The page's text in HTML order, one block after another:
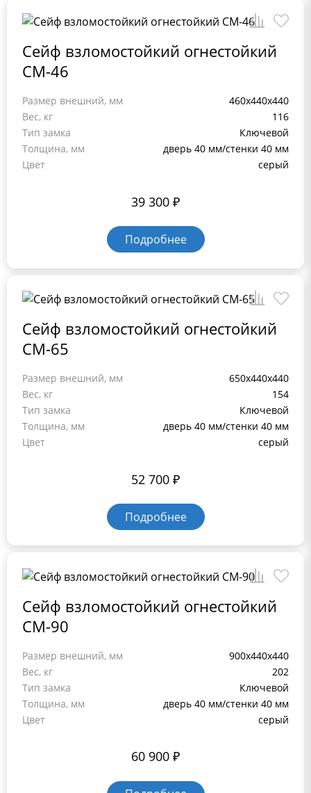
Сейф взломостойкий огнестойкий
СМ-46
Размер внешний, мм
460x440x440
Вес, кг
116
Тип замка
Ключевой
Толщина, мм
дверь 40 мм/стенки 40 мм
Цвет
серый
39 300 ₽
Подробнее
Сейф взломостойкий огнестойкий
СМ-65
Размер внешний, мм
650x440x440
Вес, кг
154
Тип замка
Ключевой
Толщина, мм
дверь 40 мм/стенки 40 мм
Цвет
серый
52 700 ₽
Подробнее
Сейф взломостойкий огнестойкий
СМ-90
Размер внешний, мм
900x440x440
Вес, кг
202
Тип замка
Ключевой
Толщина, мм
дверь 40 мм/стенки 40 мм
Цвет
серый
60 900 ₽